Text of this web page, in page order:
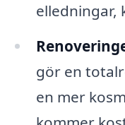
elledningar,
gör en
en mer